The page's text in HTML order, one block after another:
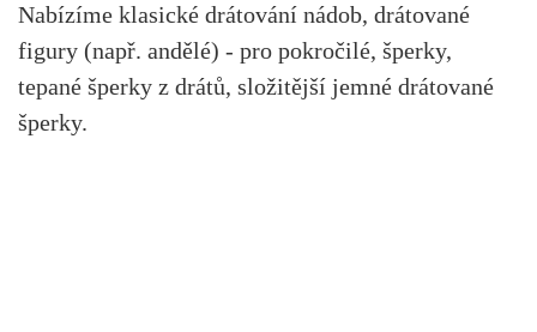
Nabízíme klasické drátování nádob, drátované
figury (např. andělé) - pro pokročilé, šperky,
tepané šperky z drátů, složitější jemné drátované
šperky.